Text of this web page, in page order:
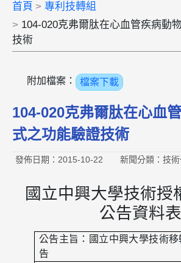
首頁
專利技轉組
104-020克弗爾肽在心血管疾病動
技術
附加檔案： 檔案下載
104-020克弗爾肽在心血
式之功能驗證技術
發佈日期：2015-10-22 新聞分類：技
國立中興大學技術授
公告資料表
公告主旨：國立中興大學技術
告